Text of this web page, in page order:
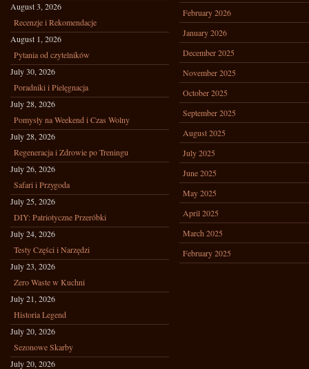
August 3, 2026
Recenzje i Rekomendacje
August 1, 2026
Pytania od czytelników
July 30, 2026
Poradniki i Pielęgnacja
July 28, 2026
Pomysły na Weekend i Czas Wolny
July 28, 2026
Regeneracja i Zdrowie po Treningu
July 26, 2026
Safari i Przygoda
July 25, 2026
DIY: Patriotyczne Przeróbki
July 24, 2026
Testy Części i Narzędzi
July 23, 2026
Zero Waste w Kuchni
July 21, 2026
Historia Legend
July 20, 2026
Sezonowe Skarby
July 20, 2026
February 2026
January 2026
December 2025
November 2025
October 2025
September 2025
August 2025
July 2025
June 2025
May 2025
April 2025
March 2025
February 2025